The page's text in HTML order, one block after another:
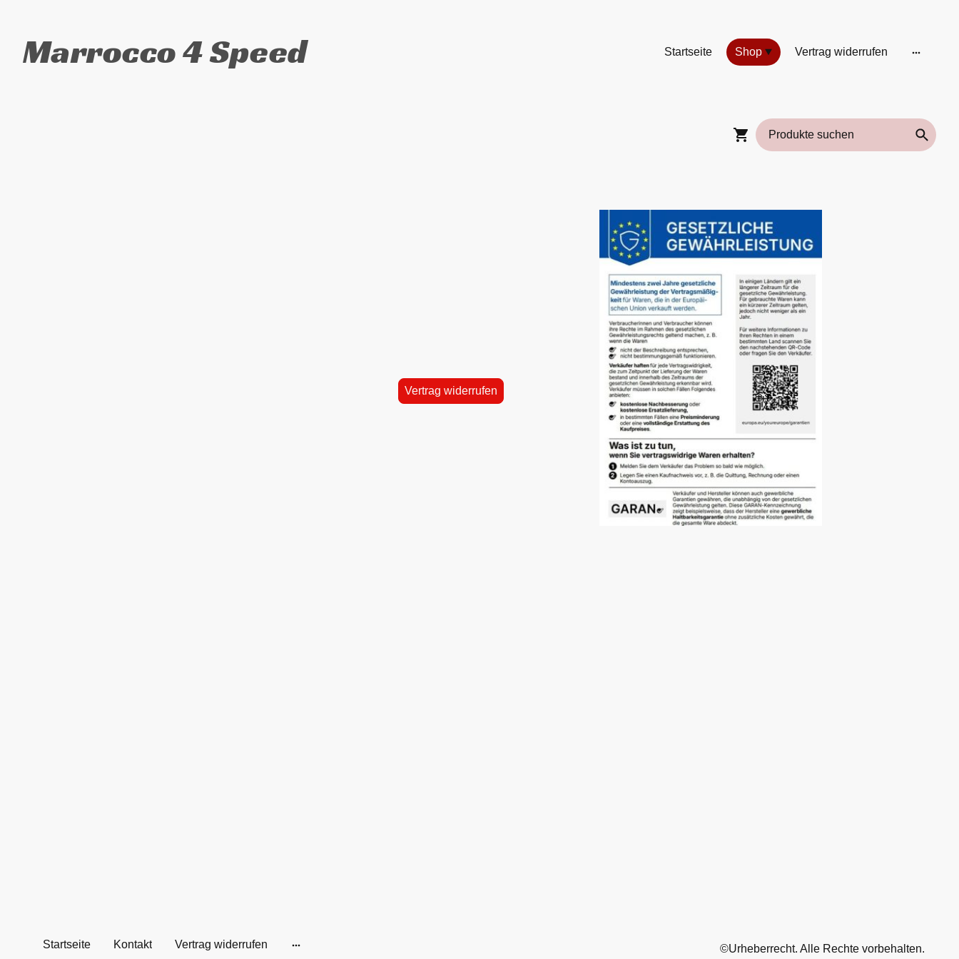
Marrocco 4 Speed Startseite Shop Vertrag widerrufen
Vertrag widerrufen
Startseite Kontakt Vertrag widerrufen ©Urheberrecht. Alle Rechte vorbehalten.